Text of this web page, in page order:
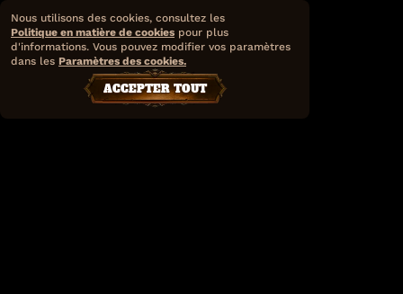
Nous utilisons des cookies, consultez les
Politique en matière de cookies pour plus
d'informations. Vous pouvez modifier vos paramètres
dans les Paramètres des cookies.
ACCEPTER TOUT